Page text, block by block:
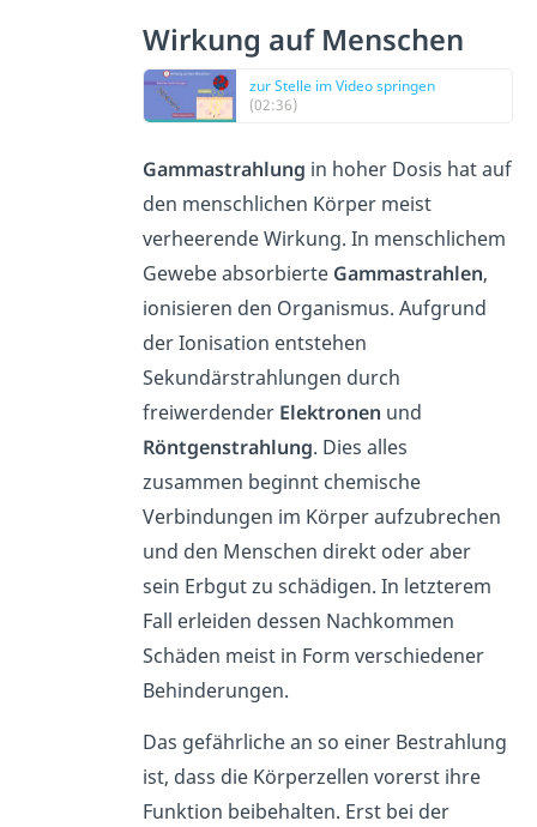
Wirkung auf Menschen
zur Stelle im Video springen
(02:36)
Gammastrahlung in hoher Dosis hat auf
den menschlichen Körper meist
verheerende Wirkung. In menschlichem
Gewebe absorbierte Gammastrahlen,
ionisieren den Organismus. Aufgrund
der Ionisation entstehen
Sekundärstrahlungen durch
freiwerdender Elektronen und
Röntgenstrahlung. Dies alles
zusammen beginnt chemische
Verbindungen im Körper aufzubrechen
und den Menschen direkt oder aber
sein Erbgut zu schädigen. In letzterem
Fall erleiden dessen Nachkommen
Schäden meist in Form verschiedener
Behinderungen.
Das gefährliche an so einer Bestrahlung
ist, dass die Körperzellen vorerst ihre
Funktion beibehalten. Erst bei der